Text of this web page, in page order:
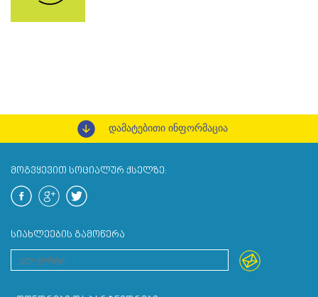
დამატებითი ინფორმაცია
ᲛᲝᲒᲕᲧᲔᲕᲘᲗ ᲡᲝᲪᲘᲐᲚᲣᲠ ᲥᲡᲔᲚᲖᲔ:
ᲡᲘᲐᲮᲚᲔᲔᲑᲘᲡ ᲒᲐᲛᲝᲬᲔᲠᲐ